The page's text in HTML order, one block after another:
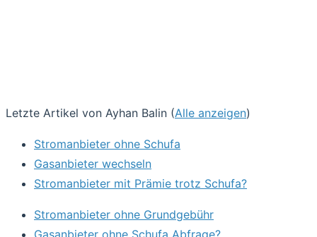
Letzte Artikel von Ayhan Balin (Alle anzeigen)
Stromanbieter ohne Schufa
Gasanbieter wechseln
Stromanbieter mit Prämie trotz Schufa?
Stromanbieter ohne Grundgebühr